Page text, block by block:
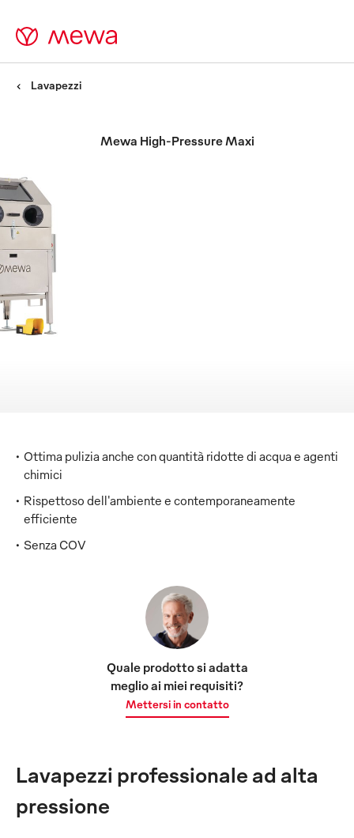
Lavapezzi
Mewa High-Pressure Maxi
Ottima pulizia anche con quantità ridotte di acqua e agenti
chimici
Rispettoso dell'ambiente e contemporaneamente
efficiente
Senza COV
Quale prodotto si adatta
meglio ai miei requisiti?
Mettersi in contatto
Lavapezzi professionale ad alta
pressione